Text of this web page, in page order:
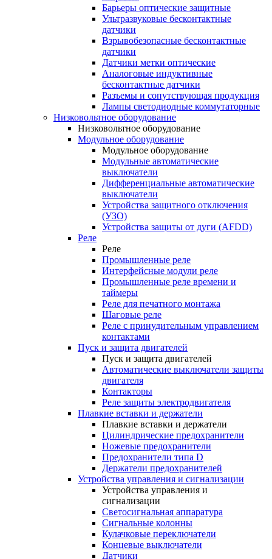
Барьеры оптические защитные
Ультразвуковые бесконтактные
датчики
Взрывобезопасные бесконтактные
датчики
Датчики метки оптические
Аналоговые индуктивные
бесконтактные датчики
Разъемы и сопутствующая продукция
Лампы светодиодные коммутаторные
Низковольтное оборудование
Низковольтное оборудование
Модульное оборудование
Модульное оборудование
Модульные автоматические
выключатели
Дифференциальные автоматические
выключатели
Устройства защитного отключения
(УЗО)
Устройства защиты от дуги (AFDD)
Реле
Реле
Промышленные реле
Интерфейсные модули реле
Промышленные реле времени и
таймеры
Реле для печатного монтажа
Шаговые реле
Реле с принудительным управлением
контактами
Пуск и защита двигателей
Пуск и защита двигателей
Автоматические выключатели защиты
двигателя
Контакторы
Реле защиты электродвигателя
Плавкие вставки и держатели
Плавкие вставки и держатели
Цилиндрические предохранители
Ножевые предохранители
Предохранители типа D
Держатели предохранителей
Устройства управления и сигнализации
Устройства управления и
сигнализации
Светосигнальная аппаратура
Сигнальные колонны
Кулачковые переключатели
Концевые выключатели
Датчики